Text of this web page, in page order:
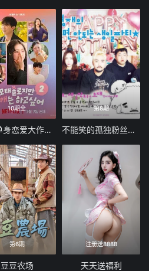
10期全
母胎单身恋爱大作战2
第8期
不能笑的孤独粉丝见面会
第6期
豆豆农场
注册送8888
天天送福利